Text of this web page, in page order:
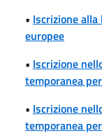
• Iscrizione
europee
• Iscrizione
temporanea
• Iscrizione
temporanea